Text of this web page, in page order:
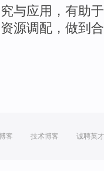
与应用 ， 有助于
资源调配 ， 做到
客 技术博客 诚聘英才